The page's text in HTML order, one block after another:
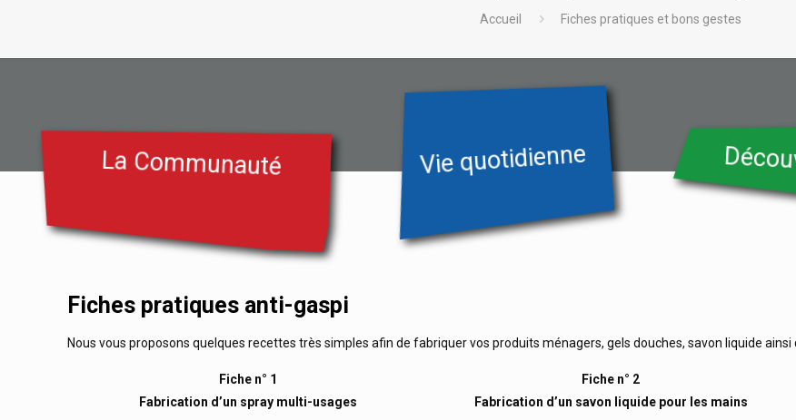
Accueil Fiches pratiques et bons gestes
La Communauté Vie quotidienne
Fiches pratiques anti-gaspi
Nous vous proposons quelques recettes très simples afin de fabriquer vos produits ménagers, gels douches, savon liquide
Fiche n° 1
Fabrication d’un spray multi-usages
Fiche n° 2
Fabrication d’un savon liquide pour les mains